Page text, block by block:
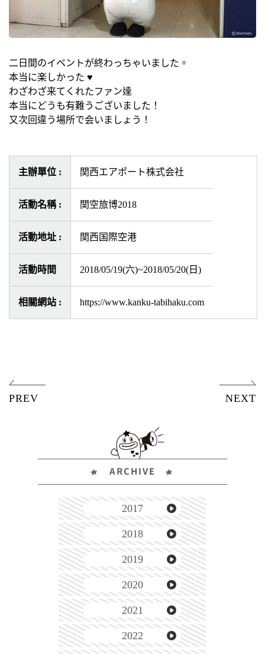
二日間のイベントが終わっちゃいました。
本当に楽しかった ♥
わざわざ来てくれたファン達
本当にどうも有難うございました！
又次回違う場所で会いましょう！
主辦單位 : 関西エアポート株式会社
活動名稱 : 関空旅博2018
活動地址 : 関西国際空港
活動時間 2018/05/19(六)~2018/05/20(日)
相關網站 : https://www.kanku-tabihaku.com
ARCHIVE
2017
2018
2019
2020
2021
2022